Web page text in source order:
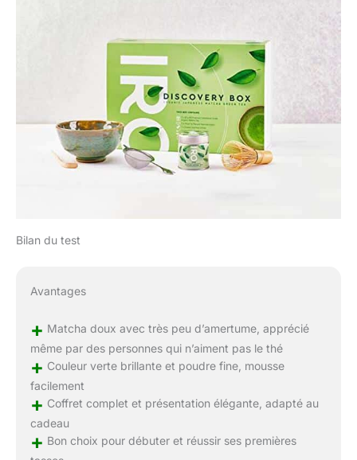
Bilan du test
Avantages
+ Matcha doux avec très peu d’amertume, apprécié
même par des personnes qui n’aiment pas le thé
+ Couleur verte brillante et poudre fine, mousse
facilement
+ Coffret complet et présentation élégante, adapté au
cadeau
+ Bon choix pour débuter et réussir ses premières